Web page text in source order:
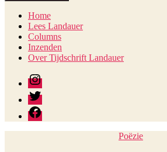
Home
Lees Landauer
Columns
Inzenden
Over Tijdschrift Landauer
instagram
twitter
facebook
Poëzie